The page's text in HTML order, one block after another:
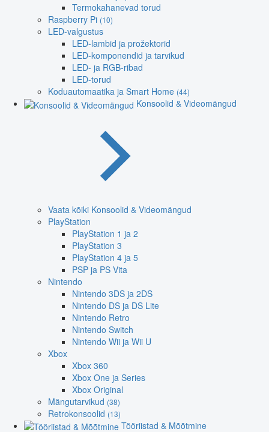
Termokahanevad torud
Raspberry Pi (10)
LED-valgustus
LED-lambid ja prožektorid
LED-komponendid ja tarvikud
LED- ja RGB-ribad
LED-torud
Koduautomaatika ja Smart Home (44)
Konsoolid & Videomängud
Vaata kõiki Konsoolid & Videomängud
PlayStation
PlayStation 1 ja 2
PlayStation 3
PlayStation 4 ja 5
PSP ja PS Vita
Nintendo
Nintendo 3DS ja 2DS
Nintendo DS ja DS Lite
Nintendo Retro
Nintendo Switch
Nintendo Wii ja Wii U
Xbox
Xbox 360
Xbox One ja Series
Xbox Original
Mängutarvikud (38)
Retrokonsoolid (13)
Tööriistad & Mõõtmine